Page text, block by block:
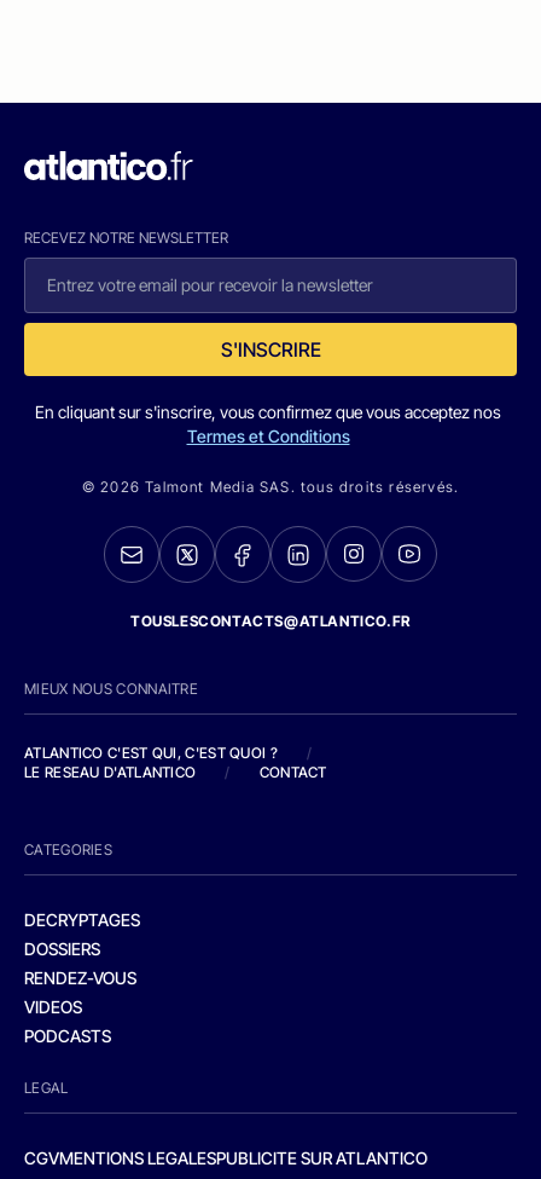
RECEVEZ NOTRE NEWSLETTER
S'INSCRIRE
En cliquant sur s'inscrire, vous confirmez que vous acceptez nos
Termes et Conditions
© 2026 Talmont Media SAS. tous droits réservés.
TOUSLESCONTACTS@ATLANTICO.FR
MIEUX NOUS CONNAITRE
ATLANTICO C'EST QUI, C'EST QUOI ?
/
LE RESEAU D'ATLANTICO
/ CONTACT
CATEGORIES
DECRYPTAGES
DOSSIERS
RENDEZ-VOUS
VIDEOS
PODCASTS
LEGAL
CGVMENTIONS LEGALESPUBLICITE SUR ATLANTICO